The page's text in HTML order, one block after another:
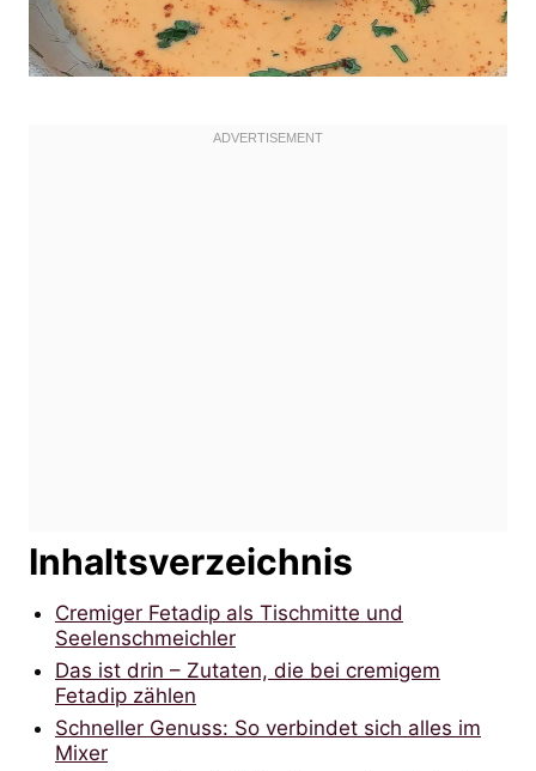
Inhaltsverzeichnis
Cremiger Fetadip als Tischmitte und
Seelenschmeichler
Das ist drin – Zutaten, die bei cremigem
Fetadip zählen
Schneller Genuss: So verbindet sich alles im
Mixer